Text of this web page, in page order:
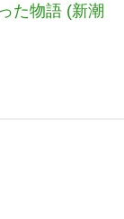
た物語 (新潮